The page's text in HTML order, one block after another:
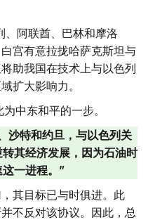
阿联酋、巴林和摩洛
宫有意拉拢哈萨克斯坦与
助我国在技术上与以色列
扩大影响力。
中东和平的一步。
沙特和约旦，与以色列关
其经济发展，因为石油时
一进程。”
其目标已与时俱进。此
不反对该协议。因此，总